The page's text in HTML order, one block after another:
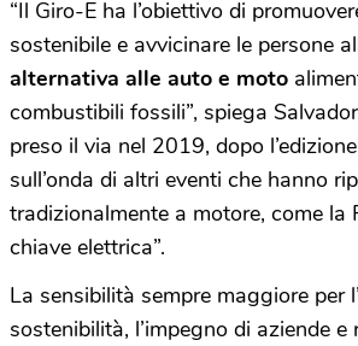
“Il Giro-E ha l’obiettivo di
sostenibile e avvicinare le persone
alternativa alle auto e moto
combustibili fossili”, spiega
preso il via nel 2019, dopo
sull’onda di altri eventi che hanno
tradizionalmente a motore, come la
chiave elettrica”.
La sensibilità sempre maggiore per
sostenibilità, l’impegno di aziende e